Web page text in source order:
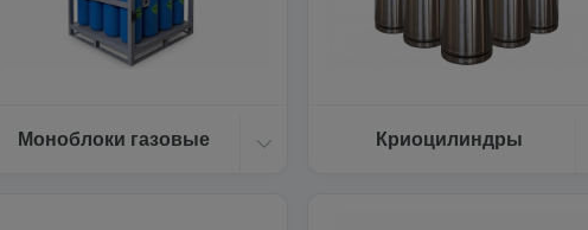
Моноблоки газовые Криоцилиндры